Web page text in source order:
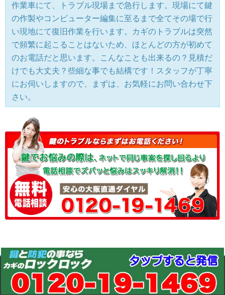
作業車にて、トラブル現場まで急行します。現場にて鍵
の作製やコンピューター編集に至るまで全てその場で行
い現地にて復旧作業を行います。カギのトラブルは突然
で頻繁に起こることはないため、ほとんどの方が初めて
のお電話だと思います。こんなことも出来るの？見積だ
けでも大丈夫？些細な事でも結構です！スタッフが丁寧
にお伺いしますので、まずは、お気軽にお問い合わせ下
さい。